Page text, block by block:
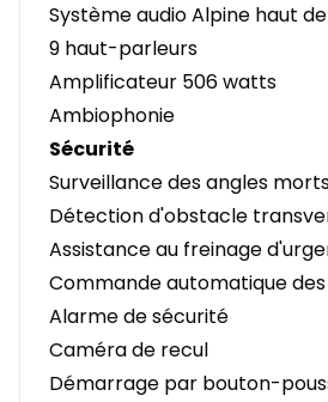
Système audio Alpine haut
9 haut-parleurs
Amplificateur 506 watts
Ambiophonie
Sécurité
Surveillance des angles
Détection d'obstacle
Assistance au freinage
Commande automatique
Alarme de sécurité
Caméra de recul
Démarrage par bouton-